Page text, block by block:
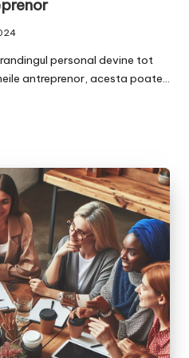
personal devine tot
antreprenor, acesta poate…